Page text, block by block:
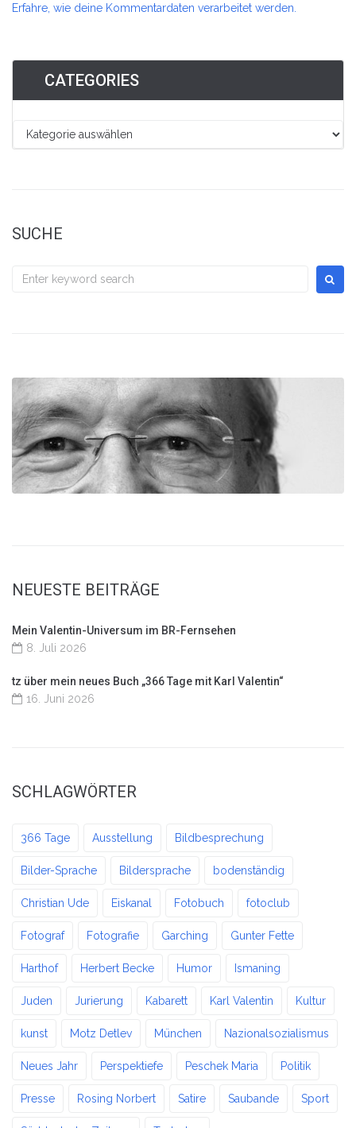
Erfahre, wie deine Kommentardaten verarbeitet werden.
CATEGORIES
SUCHE
NEUESTE BEITRÄGE
Mein Valentin-Universum im BR-Fernsehen
8. Juli 2026
tz über mein neues Buch „366 Tage mit Karl Valentin“
16. Juni 2026
SCHLAGWÖRTER
366 Tage Ausstellung Bildbesprechung
Bilder-Sprache Bildersprache bodenständig
Christian Ude Eiskanal Fotobuch fotoclub
Fotograf Fotografie Garching Gunter Fette
Harthof Herbert Becke Humor Ismaning
Juden Jurierung Kabarett Karl Valentin Kultur
kunst Motz Detlev München Nazionalsozialismus
Neues Jahr Perspektiefe Peschek Maria Politik
Presse Rosing Norbert Satire Saubande Sport